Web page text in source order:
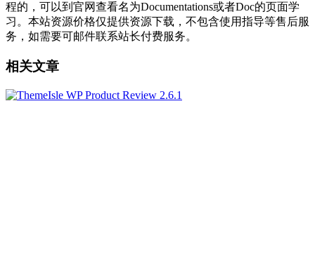
程的，可以到官网查看名为Documentations或者Doc的页面学
习。本站资源价格仅提供资源下载，不包含使用指导等售后服
务，如需要可邮件联系站长付费服务。
相关文章